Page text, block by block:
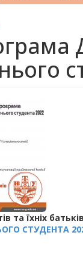
та їхніх
СТУДЕНТА